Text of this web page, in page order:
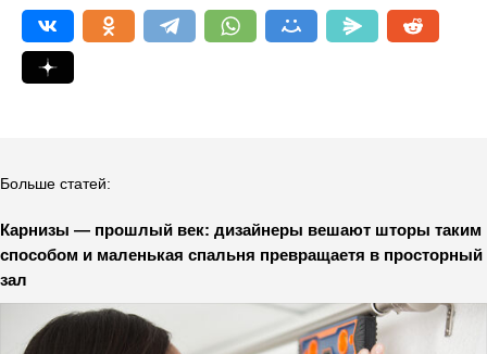
Больше статей:
Карнизы — прошлый век: дизайнеры вешают шторы таким
способом и маленькая спальня превращаетя в просторный
зал